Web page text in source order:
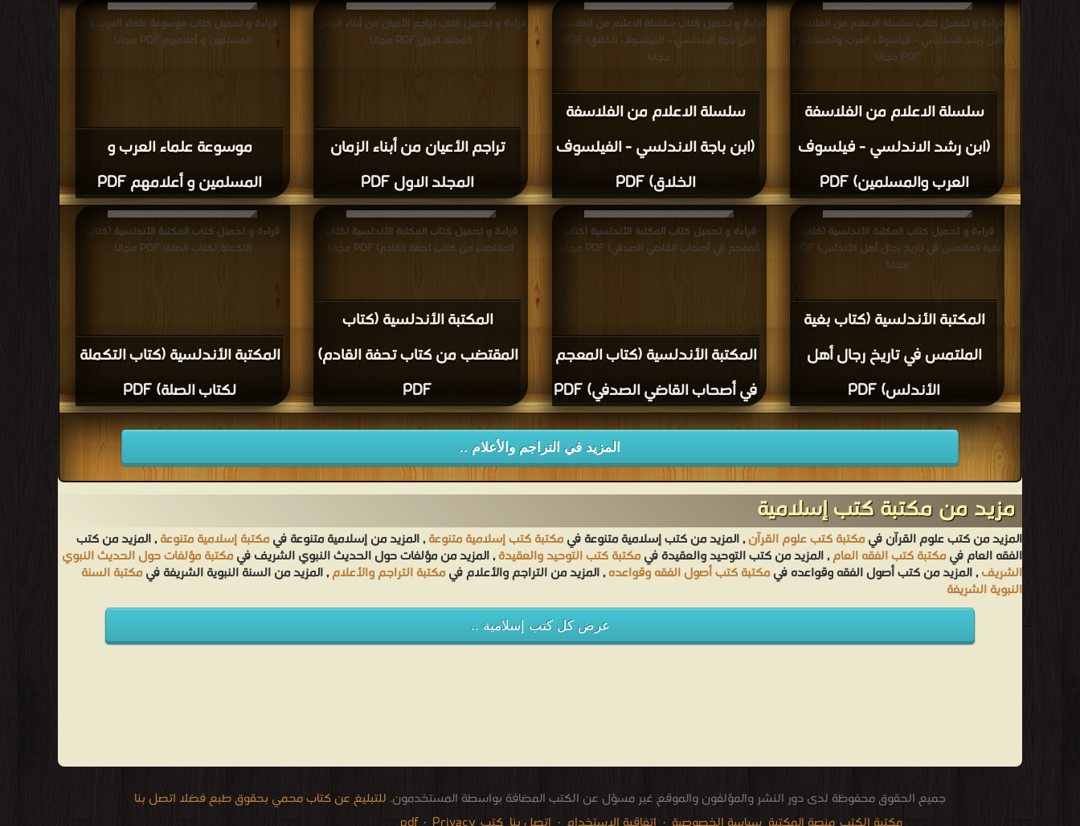
موسوعة علماء العرب و
المسلمين و أعلامهم PDF
قراءة و تحميل كتاب موسوعة علماء العرب و
المسلمين و أعلامهم PDF مجانا
تراجم الأعيان من أبناء الزمان
المجلد الاول PDF
قراءة و تحميل كتاب تراجم الأعيان من أبناء الزمان
المجلد الاول PDF مجانا
سلسلة الاعلام من الفلاسفة
(ابن باجة الاندلسي - الفيلسوف
الخلاق) PDF
قراءة و تحميل كتاب سلسلة الاعلام من الفلاسفة
(ابن باجة الاندلسي - الفيلسوف الخلاق) PDF
مجانا
سلسلة الاعلام من الفلاسفة
(ابن رشد الاندلسي - فيلسوف
العرب والمسلمين) PDF
قراءة و تحميل كتاب سلسلة الاعلام من الفلاسفة
(ابن رشد الاندلسي - فيلسوف العرب والمسلمين)
PDF مجانا
المكتبة الأندلسية (كتاب التكملة
لكتاب الصلة) PDF
قراءة و تحميل كتاب المكتبة الأندلسية (كتاب
التكملة لكتاب الصلة) PDF مجانا
المكتبة الأندلسية (كتاب
المقتضب من كتاب تحفة القادم)
PDF
قراءة و تحميل كتاب المكتبة الأندلسية (كتاب
المقتضب من كتاب تحفة القادم) PDF مجانا
المكتبة الأندلسية (كتاب المعجم
في أصحاب القاضي الصدفي) PDF
قراءة و تحميل كتاب المكتبة الأندلسية (كتاب
المعجم في أصحاب القاضي الصدفي) PDF مجانا
المكتبة الأندلسية (كتاب بغية
الملتمس في تاريخ رجال أهل
الأندلس) PDF
قراءة و تحميل كتاب المكتبة الأندلسية (كتاب
بغية الملتمس في تاريخ رجال أهل الأندلس) PDF
مجانا
المزيد في التراجم والأعلام ..
مزيد من مكتبة كتب إسلامية
المزيد من كتب علوم القرآن فيمكتبة كتب علوم القرآن, المزيد من كتب إسلامية متنوعة فيمكتبة كتب إسلامية متنوعة, المزيد من إسلامية متنوعة فيمكتبة إسلامية متنوعة, المزيد من كتب
الفقه العام فيمكتبة كتب الفقه العام, المزيد من كتب التوحيد والعقيدة فيمكتبة كتب التوحيد والعقيدة, المزيد من مؤلفات حول الحديث النبوي الشريف فيمكتبة مؤلفات حول الحديث النبوي
الشريف, المزيد من كتب أصول الفقه وقواعده فيمكتبة كتب أصول الفقه وقواعده, المزيد من التراجم والأعلام فيمكتبة التراجم والأعلام, المزيد من السنة النبوية الشريفة فيمكتبة السنة
النبوية الشريفة
عرض كل كتب إسلامية ..
جميع الحقوق محفوظة لدى دور النشر والمؤلفون والموقع غير مسؤل عن الكتب المضافة بواسطة المستخدمون. للتبليغ عن كتاب محمي بحقوق طبع فضلا اتصل بنا